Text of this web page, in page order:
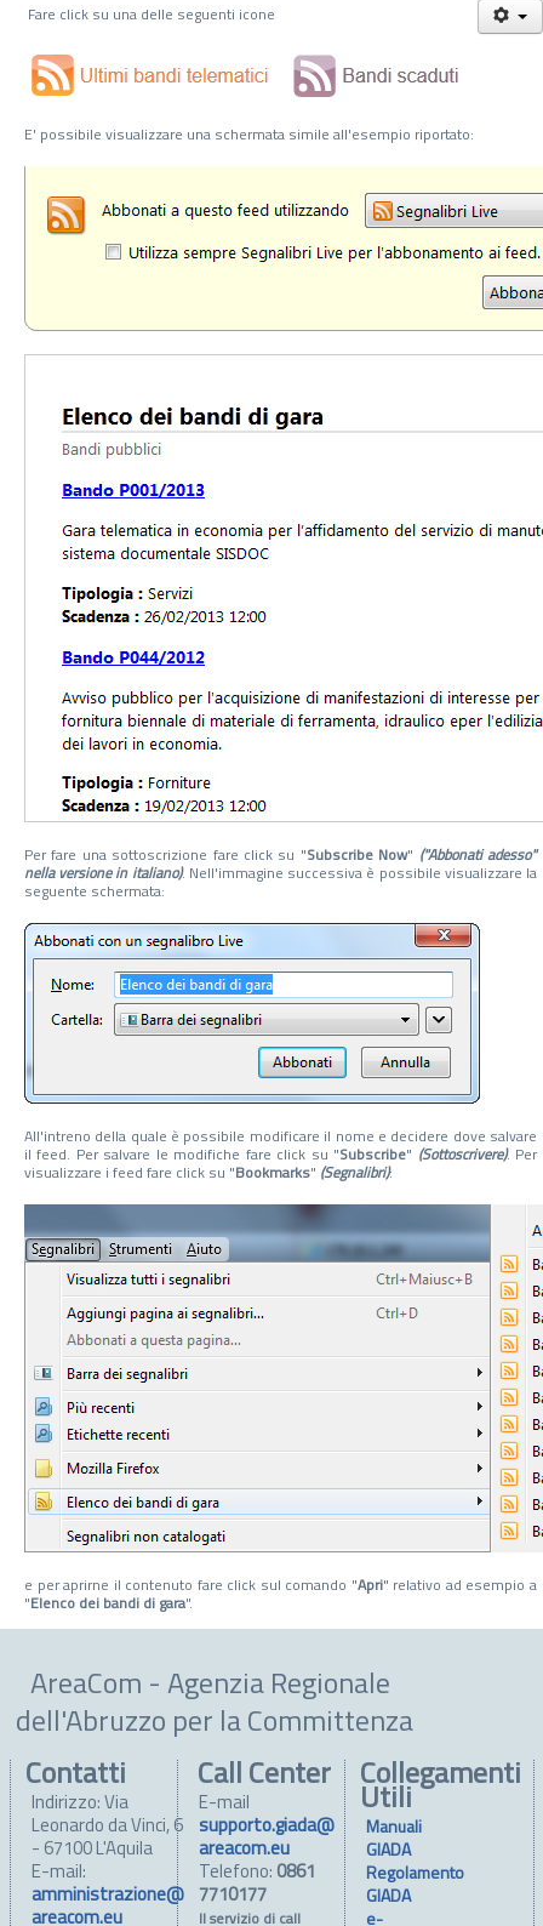
Fare click su una delle seguenti icone
E' possibile visualizzare una schermata simile all'esempio riportato:
Per fare una sottoscrizione fare click su "Subscribe Now" ("Abbonati adesso"
nella versione in italiano). Nell'immagine successiva è possibile visualizzare la
seguente schermata:
All'intreno della quale è possibile modificare il nome e decidere dove salvare
il feed. Per salvare le modifiche fare click su "Subscribe" (Sottoscrivere). Per
visualizzare i feed fare click su "Bookmarks" (Segnalibri):
e per aprirne il contenuto fare click sul comando "Apri" relativo ad esempio a
"Elenco dei bandi di gara".
AreaCom - Agenzia Regionale
dell'Abruzzo per la Committenza
Contatti
Indirizzo: Via
Leonardo da Vinci, 6
- 67100 L'Aquila
E-mail:
amministrazione@
areacom.eu
Collegamenti
Utili
Manuali
GIADA
Regolamento
GIADA
e-
Call Center
E-mail
supporto.giada@
areacom.eu
Telefono: 0861
7710177
Il servizio di call